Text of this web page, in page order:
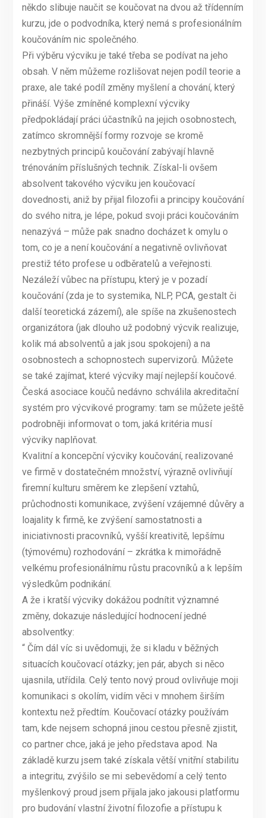
někdo slibuje naučit se koučovat na dvou až třídenním
kurzu, jde o podvodníka, který nemá s profesionálním
koučováním nic společného.
Při výběru výcviku je také třeba se podívat na jeho
obsah. V něm můžeme rozlišovat nejen podíl teorie a
praxe, ale také podíl změny myšlení a chování, který
přináší. Výše zmíněné komplexní výcviky
předpokládají práci účastníků na jejich osobnostech,
zatímco skromnější formy rozvoje se kromě
nezbytných principů koučování zabývají hlavně
trénováním příslušných technik. Získal-li ovšem
absolvent takového výcviku jen koučovací
dovednosti, aniž by přijal filozofii a principy koučování
do svého nitra, je lépe, pokud svoji práci koučováním
nenazývá – může pak snadno docházet k omylu o
tom, co je a není koučování a negativně ovlivňovat
prestiž této profese u odběratelů a veřejnosti.
Nezáleží vůbec na přístupu, který je v pozadí
koučování (zda je to systemika, NLP, PCA, gestalt či
další teoretická zázemí), ale spíše na zkušenostech
organizátora (jak dlouho už podobný výcvik realizuje,
kolik má absolventů a jak jsou spokojeni) a na
osobnostech a schopnostech supervizorů. Můžete
se také zajímat, které výcviky mají nejlepší koučové.
Česká asociace koučů nedávno schválila akreditační
systém pro výcvikové programy: tam se můžete ještě
podrobněji informovat o tom, jaká kritéria musí
výcviky naplňovat.
Kvalitní a koncepční výcviky koučování, realizované
ve firmě v dostatečném množství, výrazně ovlivňují
firemní kulturu směrem ke zlepšení vztahů,
průchodnosti komunikace, zvýšení vzájemné důvěry a
loajality k firmě, ke zvýšení samostatnosti a
iniciativnosti pracovníků, vyšší kreativitě, lepšímu
(týmovému) rozhodování – zkrátka k mimořádně
velkému profesionálnímu růstu pracovníků a k lepším
výsledkům podnikání.
A že i kratší výcviky dokážou podnítit významné
změny, dokazuje následující hodnocení jedné
absolventky:
“ Čím dál víc si uvědomuji, že si kladu v běžných
situacích koučovací otázky; jen pár, abych si něco
ujasnila, utřídila. Celý tento nový proud ovlivňuje moji
komunikaci s okolím, vidím věci v mnohem širším
kontextu než předtím. Koučovací otázky používám
tam, kde nejsem schopná jinou cestou přesně zjistit,
co partner chce, jaká je jeho představa apod. Na
základě kurzu jsem také získala větší vnitřní stabilitu
a integritu, zvýšilo se mi sebevědomí a celý tento
myšlenkový proud jsem přijala jako jakousi platformu
pro budování vlastní životní filozofie a přístupu k